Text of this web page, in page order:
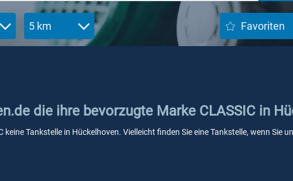
5 km Favoriten
die ihre bevorzugte Marke CLASSIC in
Tankstelle in Hückelhoven. Vielleicht finden Sie eine Tankstelle, wenn Sie